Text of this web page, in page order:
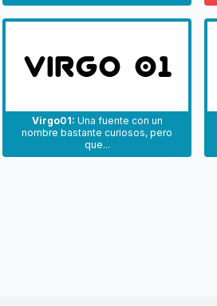
Virgo01: Una fuente con un
nombre bastante curiosos, pero
que...